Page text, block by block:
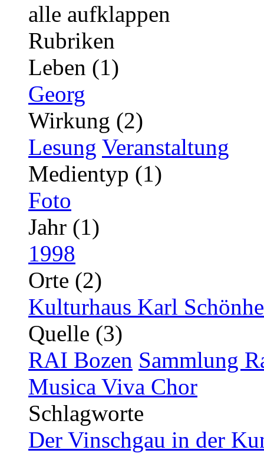
alle aufklappen
Rubriken
Leben (1)
Georg
Wirkung (2)
Lesung Veranstaltung
Medientyp (1)
Foto
Jahr (1)
1998
Orte (2)
Kulturhaus Karl
Quelle (3)
RAI Bozen Sammlung
Musica Viva Chor
Schlagworte
Der Vinschgau in der